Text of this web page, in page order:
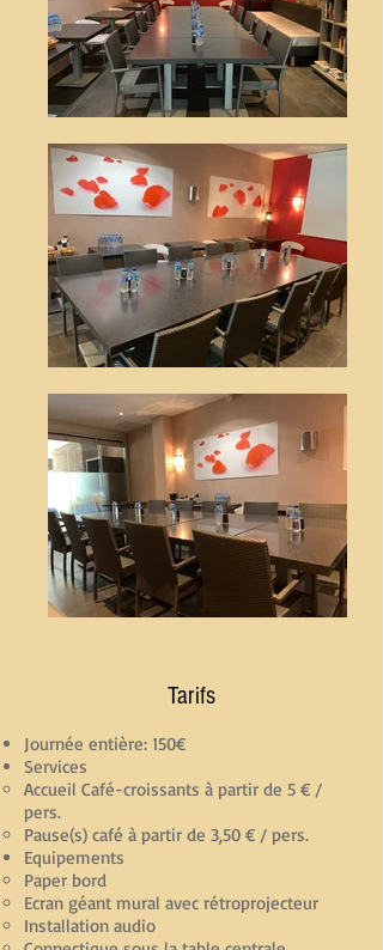
Tarifs
Journée entière: 150€
Services
Accueil Café-croissants à partir de 5 € /
pers.​
Pause(s) café à partir de 3,50 € / pers.
Equipements​
Paper bord​
Ecran géant mural avec rétroprojecteur
Installation audio